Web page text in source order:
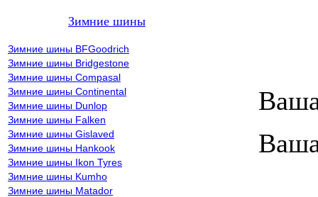
Зимние шины
Зимние шины BFGoodrich
Зимние шины Bridgestone
Зимние шины Compasal
Зимние шины Continental
Зимние шины Dunlop
Зимние шины Falken
Зимние шины Gislaved
Зимние шины Hankook
Зимние шины Ikon Tyres
Зимние шины Kumho
Зимние шины Matador